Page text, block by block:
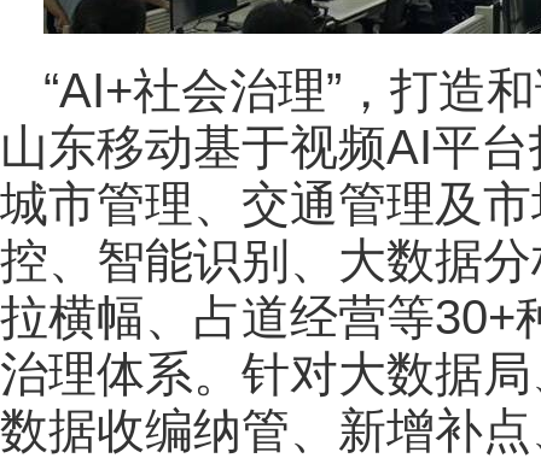
“AI+社会治理”，打造
山东移动基于视频AI平
城市管理、交通管理及
控、智能识别、大数据
拉横幅、占道经营等30+
治理体系。针对大数据
数据收编纳管、新增补